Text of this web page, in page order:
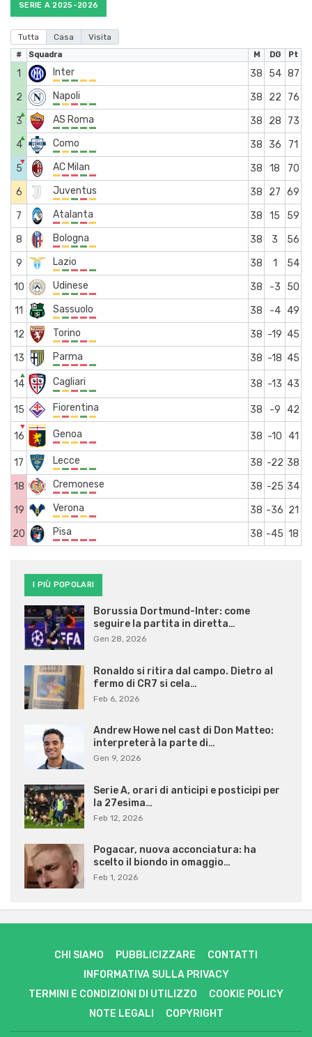
SERIE A 2025-2026
Tutta Casa Visita
# Squadra M DG Pt
1 Inter 38 54 87
2
Napoli 38 22
76
3
▲ AS Roma 38 28
73
4
▲ Como 38 36
71
5
▼ AC Milan 38 18
70
6
Juventus 38 27 69
7
Atalanta 38 15
59
8
Bologna 38 3
56
9
Lazio 38 1
54
10
Udinese 38 -3
50
11
Sassuolo 38 -4
49
12
Torino 38 -19 45
13
Parma 38 -18 45
14
▲
Cagliari 38 -13 43
15 Fiorentina 38 -9 42
16
▼
Genoa 38 -10 41
17 Lecce 38 -22 38
18
Cremonese 38 -25 34
19
Verona 38 -36 21
20
Pisa 38 -45 18
I PIÙ POPOLARI
Borussia Dortmund-Inter: come
seguire la partita in diretta…
Gen 28, 2026
Ronaldo si ritira dal campo. Dietro al
fermo di CR7 si cela…
Feb 6, 2026
Andrew Howe nel cast di Don Matteo:
interpreterà la parte di…
Gen 9, 2026
Serie A, orari di anticipi e posticipi per
la 27esima…
Feb 12, 2026
Pogacar, nuova acconciatura: ha
scelto il biondo in omaggio…
Feb 1, 2026
CHI SIAMO PUBBLICIZZARE
CONTATTI
INFORMATIVA SULLA PRIVACY
TERMINI E CONDIZIONI DI UTILIZZO
COOKIE POLICY
NOTE LEGALI
COPYRIGHT